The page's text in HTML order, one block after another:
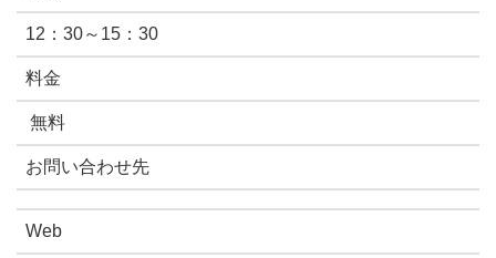
12：30～15：30
料金
無料
お問い合わせ先
Web